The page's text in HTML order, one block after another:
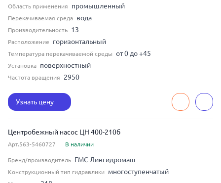
Область применения промышленный
Перекачиваемая среда вода
Производительность 13
Расположение горизонтальный
Температура перекачиваемой среды от 0 до +45
Установка поверхностный
Частота вращения 2950
Узнать цену
Центробежный насос ЦН 400-210б
Арт.563-5460727 В наличии
Бренд/производитель ГМС Ливгидромаш
Конструкционный тип гидравлики многоступенчатый